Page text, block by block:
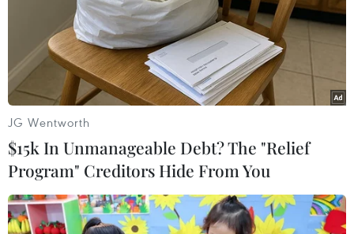
Công điện số 416/CĐ-TTg ngày 13/5/2022 của Thủ
tướng Chính phủ về việc tạm dừng yêu cầu phải
xét nghiệm virus SARS-CoV-2 trước khi nhập
cảnh vào Việt Nam từ 0h ngày 15/5/2022.
Tiếp tục tăng cường giám sát trường hợp viêm
gan cấp tính không rõ nguyên nhân, trong đó
thực hiện tốt việc khám, sàng lọc phát hiện sớm
các trường hợp nhiễm vi rút viêm gan để điều
trị, quản lý kịp thời hạn chế biến chứng. Chỉ
JG Wentworth
$15k In Unmanageable Debt? The "Relief
Program" Creditors Hide From You